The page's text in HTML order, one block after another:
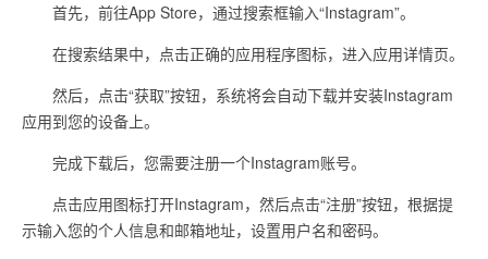
首先，前往App Store，通过搜索框输入“Instagram”。
在搜索结果中，点击正确的应用程序图标，进入应用详情页。
然后，点击“获取”按钮，系统将会自动下载并安装Instagram
应用到您的设备上。
完成下载后，您需要注册一个Instagram账号。
点击应用图标打开Instagram，然后点击“注册”按钮，根据提
示输入您的个人信息和邮箱地址，设置用户名和密码。